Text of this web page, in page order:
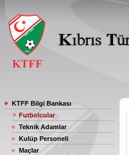
KTFF Bilgi Bankası
Futbolcular
Teknik Adamlar
Kulüp Personeli
Maçlar